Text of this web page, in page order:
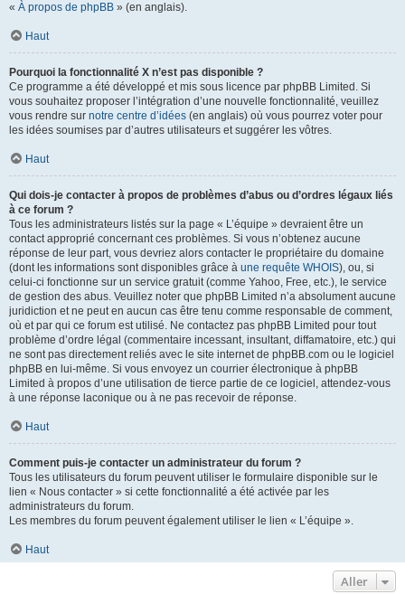
« À propos de phpBB » (en anglais).
Haut
Pourquoi la fonctionnalité X n’est pas disponible ?
Ce programme a été développé et mis sous licence par phpBB Limited. Si
vous souhaitez proposer l’intégration d’une nouvelle fonctionnalité, veuillez
vous rendre sur notre centre d’idées (en anglais) où vous pourrez voter pour
les idées soumises par d’autres utilisateurs et suggérer les vôtres.
Haut
Qui dois-je contacter à propos de problèmes d’abus ou d’ordres légaux liés
à ce forum ?
Tous les administrateurs listés sur la page « L’équipe » devraient être un
contact approprié concernant ces problèmes. Si vous n’obtenez aucune
réponse de leur part, vous devriez alors contacter le propriétaire du domaine
(dont les informations sont disponibles grâce à une requête WHOIS), ou, si
celui-ci fonctionne sur un service gratuit (comme Yahoo, Free, etc.), le service
de gestion des abus. Veuillez noter que phpBB Limited n’a absolument aucune
juridiction et ne peut en aucun cas être tenu comme responsable de comment,
où et par qui ce forum est utilisé. Ne contactez pas phpBB Limited pour tout
problème d’ordre légal (commentaire incessant, insultant, diffamatoire, etc.) qui
ne sont pas directement reliés avec le site internet de phpBB.com ou le logiciel
phpBB en lui-même. Si vous envoyez un courrier électronique à phpBB
Limited à propos d’une utilisation de tierce partie de ce logiciel, attendez-vous
à une réponse laconique ou à ne pas recevoir de réponse.
Haut
Comment puis-je contacter un administrateur du forum ?
Tous les utilisateurs du forum peuvent utiliser le formulaire disponible sur le
lien « Nous contacter » si cette fonctionnalité a été activée par les
administrateurs du forum.
Les membres du forum peuvent également utiliser le lien « L’équipe ».
Haut
Aller